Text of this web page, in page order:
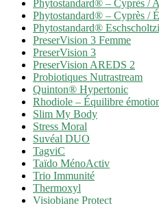
Phytostandard® – Cyprès /
Phytostandard® – Cyprès /
Phytostandard®
PreserVision 3 Femme
PreserVision 3
PreserVision AREDS 2
Probiotiques Nutrastream
Quinton® Hypertonic
Rhodiole – Équilibre
Slim My Body
Stress Moral
Suvéal DUO
TagviC
Taïdo MénoActiv
Trio Immunité
Thermoxyl
Visiobiane Protect